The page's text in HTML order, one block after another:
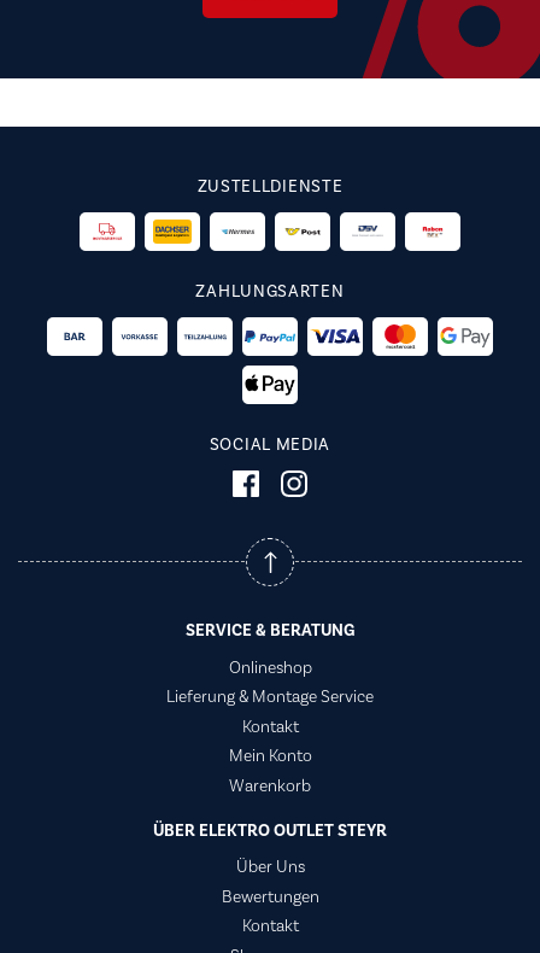
ZUSTELLDIENSTE
ZAHLUNGSARTEN
SOCIAL MEDIA
SERVICE & BERATUNG
Onlineshop
Lieferung & Montage Service
Kontakt
Mein Konto
Warenkorb
ÜBER ELEKTRO OUTLET STEYR
Über Uns
Bewertungen
Kontakt